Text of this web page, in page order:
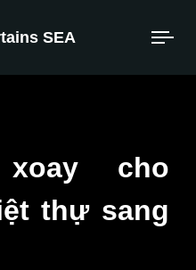
SEA
cho
thự sang